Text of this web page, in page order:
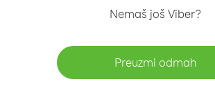
Nemaš još Viber?
Preuzmi odmah